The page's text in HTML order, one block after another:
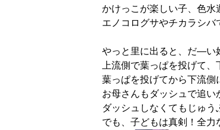
かけっこが楽しい子、色水
エノコログサやチカラシバ
やっと里に出ると、だ―い
上流側で葉っぱを投げて
葉っぱを投げてから下流側
お母さんもダッシュで追い
ダッシュしなくてもじゅう
でも、子どもは真剣！全力